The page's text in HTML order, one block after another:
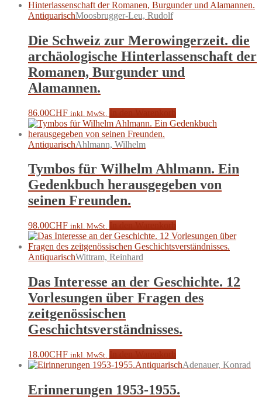
AntiquarischMoosbrugger-Leu, Rudolf
Die Schweiz zur Merowingerzeit. die
archäologische Hinterlassenschaft der
Romanen, Burgunder und
Alamannen.
86.00CHF inkl. MwSt.
AntiquarischAhlmann, Wilhelm
Tymbos für Wilhelm Ahlmann. Ein
Gedenkbuch herausgegeben von
seinen Freunden.
98.00CHF inkl. MwSt.
AntiquarischWittram, Reinhard
Das Interesse an der Geschichte. 12
Vorlesungen über Fragen des
zeitgenössischen
Geschichtsverständnisses.
18.00CHF inkl. MwSt.
AntiquarischAdenauer, Konrad
Erinnerungen 1953-1955.